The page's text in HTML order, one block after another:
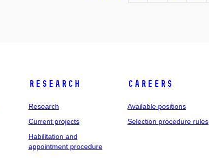
Research
Research
Current projects
Habilitation and
appointment procedure
Careers
Available positions
Selection procedure rules